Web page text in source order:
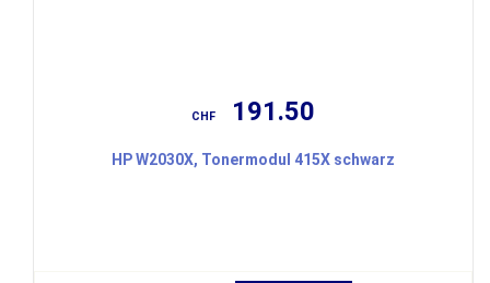
CHF 191.50
HP W2030X, Tonermodul 415X schwarz